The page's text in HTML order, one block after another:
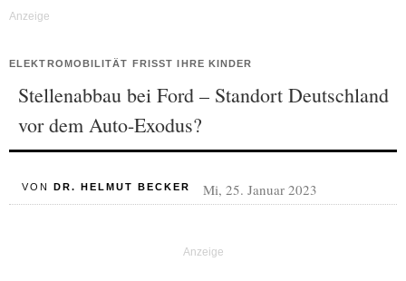
ELEKTROMOBILITÄT FRISST IHRE KINDER
Stellenabbau bei Ford – Standort Deutschland
vor dem Auto-Exodus?
VON DR. HELMUT BECKER Mi, 25. Januar 2023